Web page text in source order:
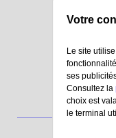
Votre
Le site
ses
Consultez la
choix est
le terminal